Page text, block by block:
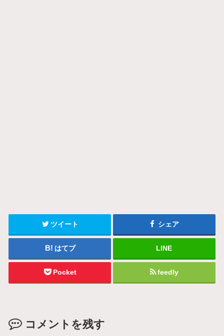
ツイート シェア
はてブ LINE
Pocket feedly
コメントを残す